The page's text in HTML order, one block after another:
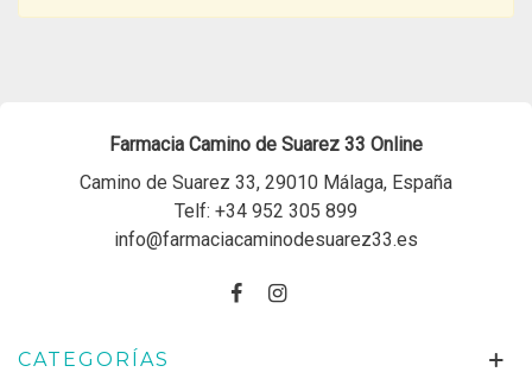
Farmacia Camino de Suarez 33 Online
Camino de Suarez 33, 29010 Málaga, España
Telf: +34 952 305 899
info@farmaciacaminodesuarez33.es
CATEGORÍAS